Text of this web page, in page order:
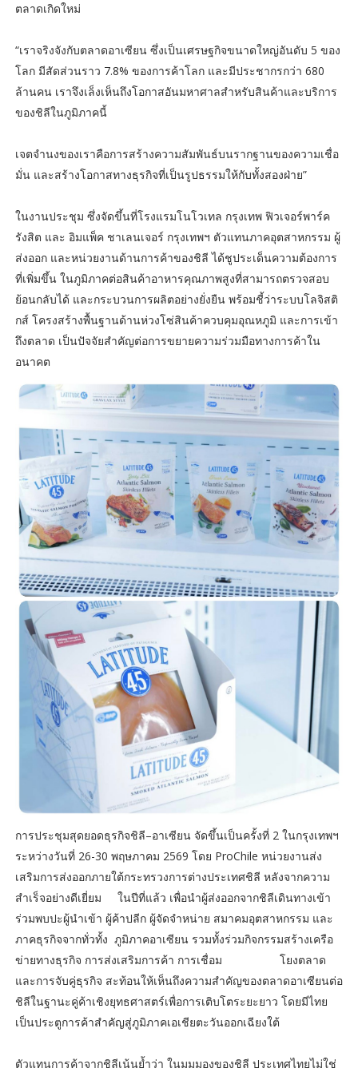
ตลาดเกิดใหม่
“เราจริงจังกับตลาดอาเซียน ซึ่งเป็นเศรษฐกิจขนาดใหญ่อันดับ 5 ของ
โลก มีสัดส่วนราว 7.8% ของการค้าโลก และมีประชากรกว่า 680
ล้านคน เราจึงเล็งเห็นถึงโอกาสอันมหาศาลสำหรับสินค้าและบริการ
ของชิลีในภูมิภาคนี้
เจตจำนงของเราคือการสร้างความสัมพันธ์บนรากฐานของความเชื่อ
มั่น และสร้างโอกาสทางธุรกิจที่เป็นรูปธรรมให้กับทั้งสองฝ่าย”
ในงานประชุม ซึ่งจัดขึ้นที่โรงแรมโนโวเทล กรุงเทพ ฟิวเจอร์พาร์ค
รังสิต และ อิมแพ็ค ชาเลนเจอร์ กรุงเทพฯ ตัวแทนภาคอุตสาหกรรม ผู้
ส่งออก และหน่วยงานด้านการค้าของชิลี ได้ชูประเด็นความต้องการ
ที่เพิ่มขึ้น ในภูมิภาคต่อสินค้าอาหารคุณภาพสูงที่สามารถตรวจสอบ
ย้อนกลับได้ และกระบวนการผลิตอย่างยั่งยืน พร้อมชี้ว่าระบบโลจิสติ
กส์ โครงสร้างพื้นฐานด้านห่วงโซ่สินค้าควบคุมอุณหภูมิ และการเข้า
ถึงตลาด เป็นปัจจัยสำคัญต่อการขยายความร่วมมือทางการค้าใน
อนาคต
การประชุมสุดยอดธุรกิจชิลี–อาเซียน จัดขึ้นเป็นครั้งที่ 2 ในกรุงเทพฯ
ระหว่างวันที่ 26-30 พฤษภาคม 2569 โดย ProChile หน่วยงานส่ง
เสริมการส่งออกภายใต้กระทรวงการต่างประเทศชิลี หลังจากความ
สำเร็จอย่างดีเยี่ยม ในปีที่แล้ว เพื่อนำผู้ส่งออกจากชิลีเดินทางเข้า
ร่วมพบปะผู้นำเข้า ผู้ค้าปลีก ผู้จัดจำหน่าย สมาคมอุตสาหกรรม และ
ภาคธุรกิจจากทั่วทั้ง ภูมิภาคอาเซียน รวมทั้งร่วมกิจกรรมสร้างเครือ
ข่ายทางธุรกิจ การส่งเสริมการค้า การเชื่อม โยงตลาด
และการจับคู่ธุรกิจ สะท้อนให้เห็นถึงความสำคัญของตลาดอาเซียนต่อ
ชิลีในฐานะคู่ค้าเชิงยุทธศาสตร์เพื่อการเติบโตระยะยาว โดยมีไทย
เป็นประตูการค้าสำคัญสู่ภูมิภาคเอเชียตะวันออกเฉียงใต้
ตัวแทนการค้าจากชิลีเน้นย้ำว่า ในมุมมองของชิลี ประเทศไทยไม่ใช่